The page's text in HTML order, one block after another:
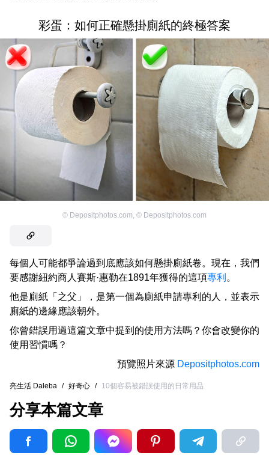
彩蛋：如何正確懸掛廁紙的終極答案
© Depositphotos.com, © Depositphotos.com
每個人可能都爭論過到底應該如何懸掛廁紙卷。現在，我們
要感謝紐約商人賽斯·惠勒在1891年獲得的這項專利 。
他是廁紙「之父」，是第一個為廁紙申請專利的人，並表示
廁紙的邊緣應該朝外。
你曾錯誤用過這篇文章中提到的使用方法嗎？你會改變你的
使用習慣嗎？
預覽照片來源 Depositphotos.com
亮生活 Daleba / 好奇心 / 10個容易被錯誤使用的日常用品
分享本篇文章